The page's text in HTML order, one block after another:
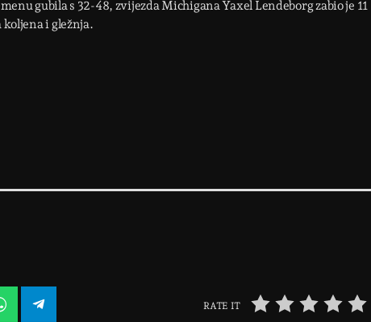
gubila s 32-48, zvijezda Michigana Yaxel Lendeborg zabio je 11
koljena i gležnja.
RATE IT